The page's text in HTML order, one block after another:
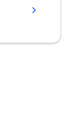
chevron_right